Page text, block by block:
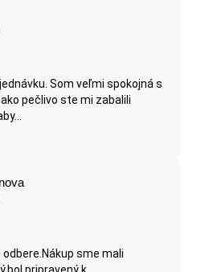
Som veľmi spokojná s
pečlivo ste mi zabalili
sme mali
pripravený k